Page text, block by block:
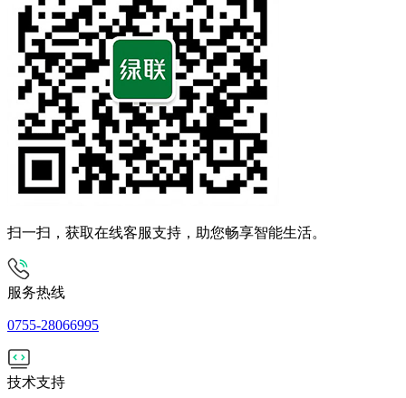
扫一扫，获取在线客服支持，助您畅享智能生活。
服务热线
0755-28066995
技术支持